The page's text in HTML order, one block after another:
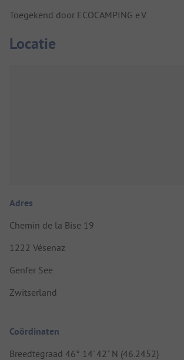
Toegekend door ECOCAMPING e.V.
Locatie
Adres
Chemin de la Bise 19
1222 Vésenaz
Genfer See
Zwitserland
Coördinaten
Breedtegraad 46° 14' 42" N (46.2452)